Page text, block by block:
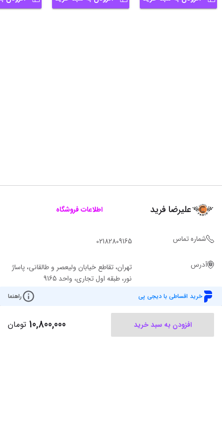
خرید اقساطی با دیجی پی راهنما
افزودن به سبد خرید 10,800,000 تومان
علیرضا فرید اطلاعات فروشگاه
شماره تماس 02182809165
آدرس
تهران، تقاطع خیابان ولیعصر و طالقانی، پاساژ
نور، طبقه اول تجاری، واحد 9165